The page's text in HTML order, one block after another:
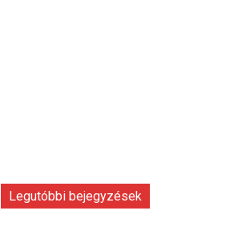
Legutóbbi bejegyzések